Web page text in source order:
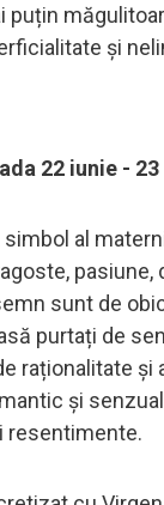
puțin
și
22 iunie -
simbol al
pasiune,
sunt de
purtați de
raționalitate și
și
resentimente.